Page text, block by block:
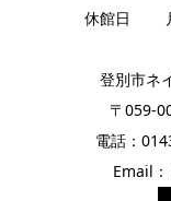
休館日 月
登別市ネ
〒059-
電話：
Email